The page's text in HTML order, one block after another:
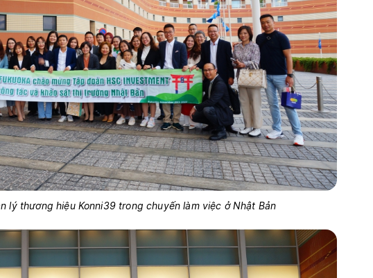
lý thương hiệu Konni39 trong chuyến làm việc ở Nhật Bản